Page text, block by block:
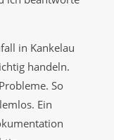
in Kankelau
handeln.
So
Ein